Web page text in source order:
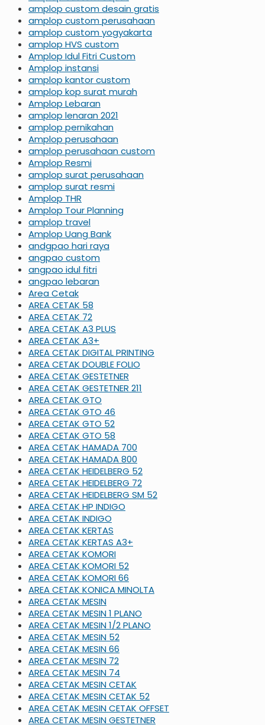
amplop custom desain gratis
amplop custom perusahaan
amplop custom yogyakarta
amplop HVS custom
Amplop Idul Fitri Custom
Amplop instansi
amplop kantor custom
amplop kop surat murah
Amplop Lebaran
amplop lenaran 2021
amplop pernikahan
Amplop perusahaan
amplop perusahaan custom
Amplop Resmi
amplop surat perusahaan
amplop surat resmi
Amplop THR
Amplop Tour Planning
amplop travel
Amplop Uang Bank
andgpao hari raya
angpao custom
angpao idul fitri
angpao lebaran
Area Cetak
AREA CETAK 58
AREA CETAK 72
AREA CETAK A3 PLUS
AREA CETAK A3+
AREA CETAK DIGITAL PRINTING
AREA CETAK DOUBLE FOLIO
AREA CETAK GESTETNER
AREA CETAK GESTETNER 211
AREA CETAK GTO
AREA CETAK GTO 46
AREA CETAK GTO 52
AREA CETAK GTO 58
AREA CETAK HAMADA 700
AREA CETAK HAMADA 800
AREA CETAK HEIDELBERG 52
AREA CETAK HEIDELBERG 72
AREA CETAK HEIDELBERG SM 52
AREA CETAK HP INDIGO
AREA CETAK INDIGO
AREA CETAK KERTAS
AREA CETAK KERTAS A3+
AREA CETAK KOMORI
AREA CETAK KOMORI 52
AREA CETAK KOMORI 66
AREA CETAK KONICA MINOLTA
AREA CETAK MESIN
AREA CETAK MESIN 1 PLANO
AREA CETAK MESIN 1/2 PLANO
AREA CETAK MESIN 52
AREA CETAK MESIN 66
AREA CETAK MESIN 72
AREA CETAK MESIN 74
AREA CETAK MESIN CETAK
AREA CETAK MESIN CETAK 52
AREA CETAK MESIN CETAK OFFSET
AREA CETAK MESIN GESTETNER